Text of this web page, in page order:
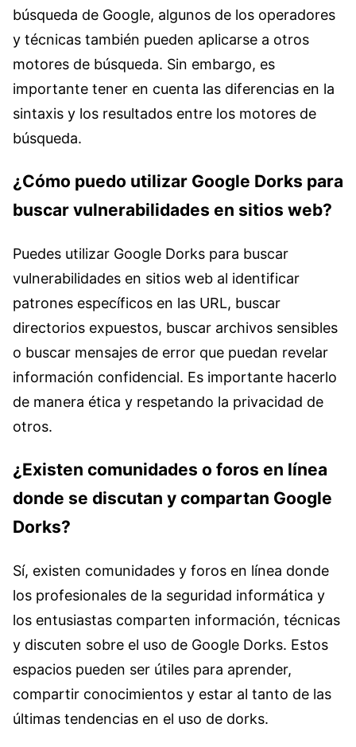
búsqueda de Google, algunos de los operadores
y técnicas también pueden aplicarse a otros
motores de búsqueda. Sin embargo, es
importante tener en cuenta las diferencias en la
sintaxis y los resultados entre los motores de
búsqueda.
¿Cómo puedo utilizar Google Dorks para
buscar vulnerabilidades en sitios web?
Puedes utilizar Google Dorks para buscar
vulnerabilidades en sitios web al identificar
patrones específicos en las URL, buscar
directorios expuestos, buscar archivos sensibles
o buscar mensajes de error que puedan revelar
información confidencial. Es importante hacerlo
de manera ética y respetando la privacidad de
otros.
¿Existen comunidades o foros en línea
donde se discutan y compartan Google
Dorks?
Sí, existen comunidades y foros en línea donde
los profesionales de la seguridad informática y
los entusiastas comparten información, técnicas
y discuten sobre el uso de Google Dorks. Estos
espacios pueden ser útiles para aprender,
compartir conocimientos y estar al tanto de las
últimas tendencias en el uso de dorks.